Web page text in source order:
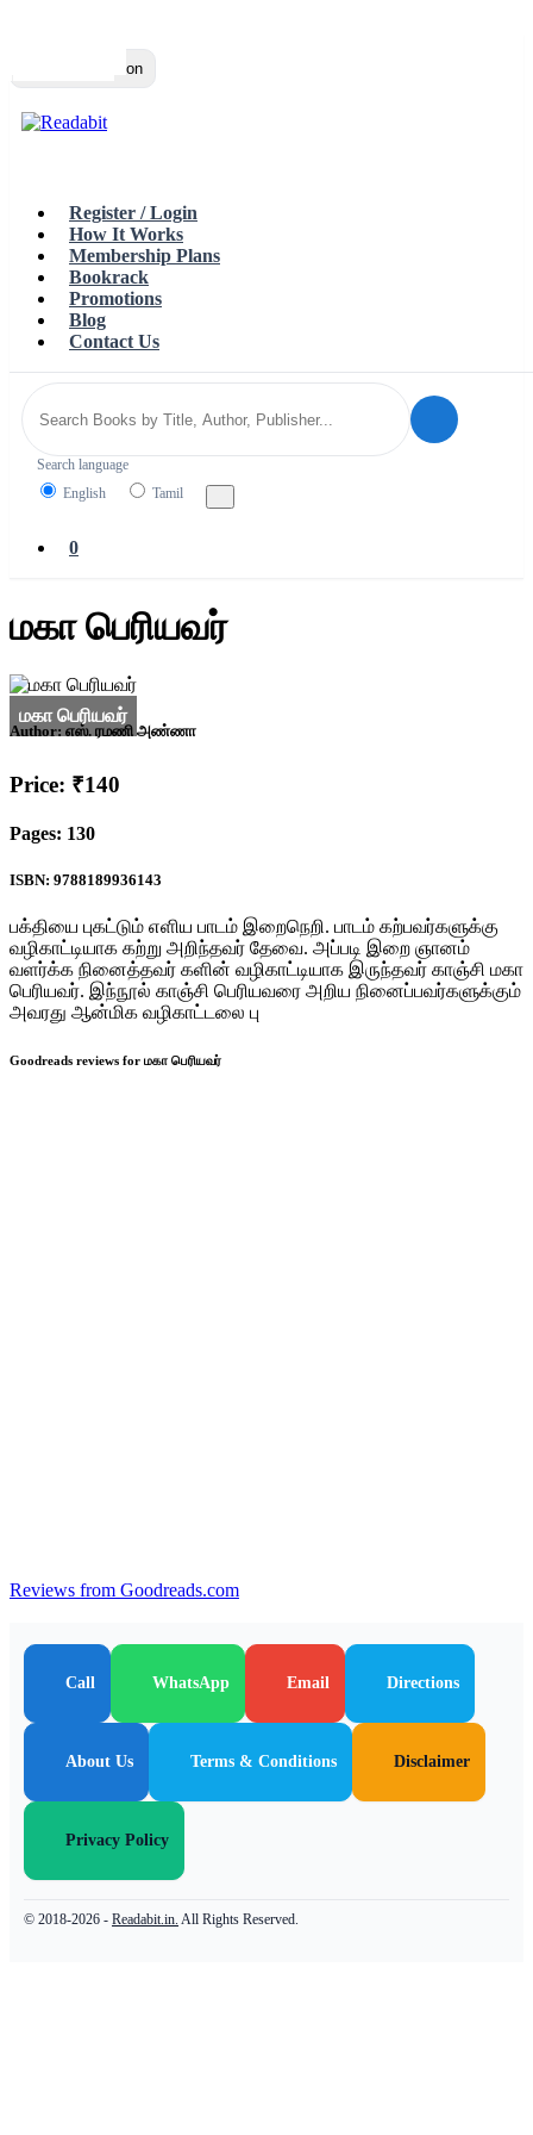
Toggle navigation
Register / Login
How It Works
Membership Plans
Bookrack
Promotions
Blog
Contact Us
Search language
English
Tamil
0
மகா பெரியவர்
Author: எஸ். ரமணி அண்ணா
Price: ₹140
Pages: 130
ISBN: 9788189936143
பக்தியை புகட்டும் எளிய பாடம் இறைநெறி. பாடம் கற்பவர்களுக்கு
வழிகாட்டியாக கற்று அறிந்தவர் தேவை. அப்படி இறை ஞானம்
வளர்க்க நினைத்தவர் களின் வழிகாட்டியாக இருந்தவர் காஞ்சி மகா
பெரியவர். இந்நூல் காஞ்சி பெரியவரை அறிய நினைப்பவர்களுக்கும்
அவரது ஆன்மிக வழிகாட்டலை பு
Goodreads reviews for மகா பெரியவர்
Reviews from Goodreads.com
Call WhatsApp Email Directions
About Us Terms & Conditions Disclaimer
Privacy Policy
© 2018-2026 - Readabit.in. All Rights Reserved.